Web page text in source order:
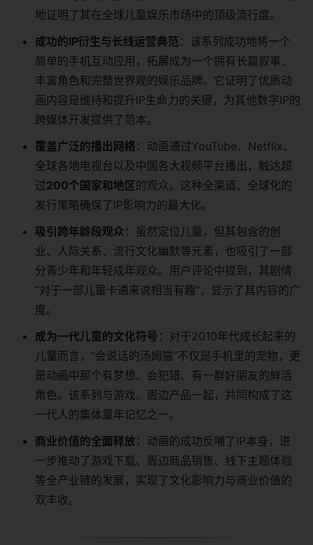
地证明了其在全球儿童娱乐市场中的顶级流行度。
成功的IP衍生与长线运营典范 ：该系列成功地将一个
简单的手机互动应用，拓展成为一个拥有长篇叙事、
丰富角色和完整世界观的娱乐品牌。它证明了优质动
画内容是维持和提升IP生命力的关键，为其他数字IP的
跨媒体开发提供了范本。
覆盖广泛的播出网络 ：动画通过YouTube、Netflix、
全球各地电视台以及中国各大视频平台播出，触达超
过200个国家和地区的观众。这种全渠道、全球化的
发行策略确保了IP影响力的最大化。
吸引跨年龄段观众 ：虽然定位儿童，但其包含的创
业、人际关系、流行文化幽默等元素，也吸引了一部
分青少年和年轻成年观众。用户评论中提到，其剧情
“对于一部儿童卡通来说相当有趣”，显示了其内容的广
度。
成为一代儿童的文化符号 ：对于2010年代成长起来的
儿童而言，“会说话的汤姆猫”不仅是手机里的宠物，更
是动画中那个有梦想、会犯错、有一群好朋友的鲜活
角色。该系列与游戏、周边产品一起，共同构成了这
一代人的集体童年记忆之一。
商业价值的全面释放：动画的成功反哺了IP本身，进
一步推动了游戏下载、周边商品销售、线下主题体验
等全产业链的发展，实现了文化影响力与商业价值的
双丰收。